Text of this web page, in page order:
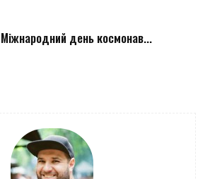
Міжнародний день космонав...